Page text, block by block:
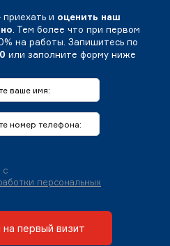
и оценить наш
. Тем более что при первом
на работы. Запишитесь по
или заполните форму ниже
с
персональных
на первый визит